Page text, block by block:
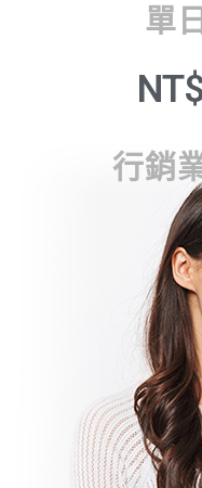
單
行銷